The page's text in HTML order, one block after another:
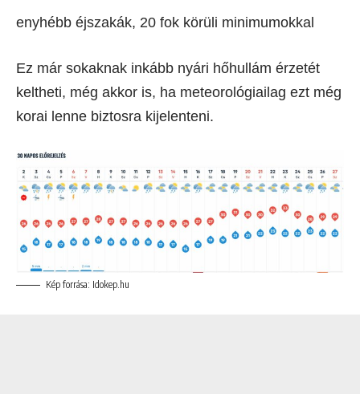
enyhébb éjszakák, 20 fok körüli minimumokkal
Ez már sokaknak inkább nyári hőhullám érzetét
keltheti, még akkor is, ha meteorológiailag ezt még
korai lenne biztosra kijelenteni.
Kép forrása: Idokep.hu